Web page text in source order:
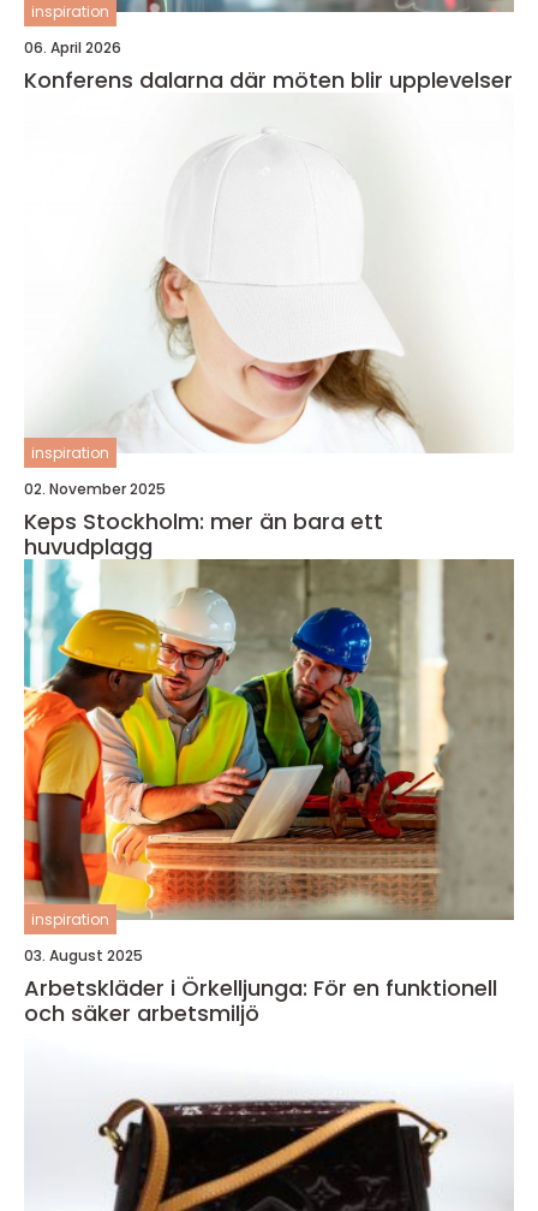
inspiration
06. April 2026
Konferens dalarna där möten blir upplevelser
inspiration
02. November 2025
Keps Stockholm: mer än bara ett
huvudplagg
inspiration
03. August 2025
Arbetskläder i Örkelljunga: För en funktionell
och säker arbetsmiljö